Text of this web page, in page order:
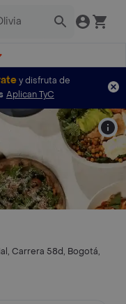
y disfruta de
Aplican TyC
Carrera 58d, Bogotá,